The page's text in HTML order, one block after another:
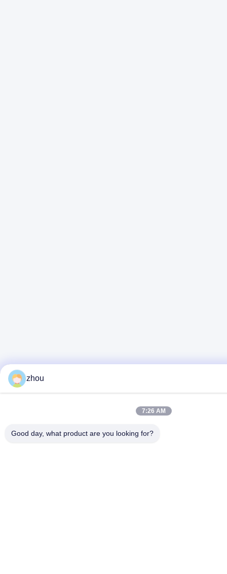
zhou
7:26 AM
Good day, what product are you looking for?